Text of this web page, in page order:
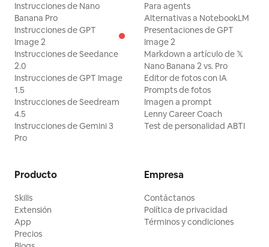
Instrucciones de Nano
Banana Pro
Instrucciones de GPT
Image 2
Instrucciones de Seedance
2.0
Instrucciones de GPT Image
1.5
Instrucciones de Seedream
4.5
Instrucciones de Gemini 3
Pro
Para agents
Alternativas a NotebookLM
Presentaciones de GPT
Image 2
Markdown a artículo de 𝕏
Nano Banana 2 vs. Pro
Editor de fotos con IA
Prompts de fotos
Imagen a prompt
Lenny Career Coach
Test de personalidad ABTI
Producto
Skills
Extensión
App
Precios
Empresa
Contáctanos
Política de privacidad
Términos y condiciones